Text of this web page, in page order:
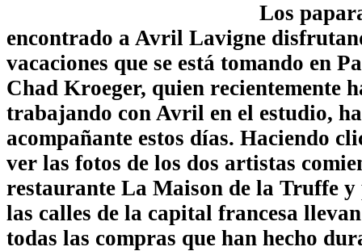
Los
encontrado a Avril Lavigne
vacaciones que se está tomando en
Chad Kroeger, quien recientemente
trabajando con Avril en el estudio,
acompañante estos días. Haciendo
ver las fotos de los dos artistas
restaurante La Maison de la Truffe y
las calles de la capital francesa
todas las compras que han hecho